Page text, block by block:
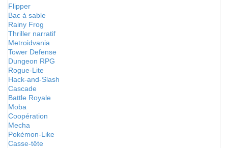
Flipper
Bac à sable
Rainy Frog
Thriller narratif
Metroidvania
Tower Defense
Dungeon RPG
Rogue-Lite
Hack-and-Slash
Cascade
Battle Royale
Moba
Coopération
Mecha
Pokémon-Like
Casse-tête